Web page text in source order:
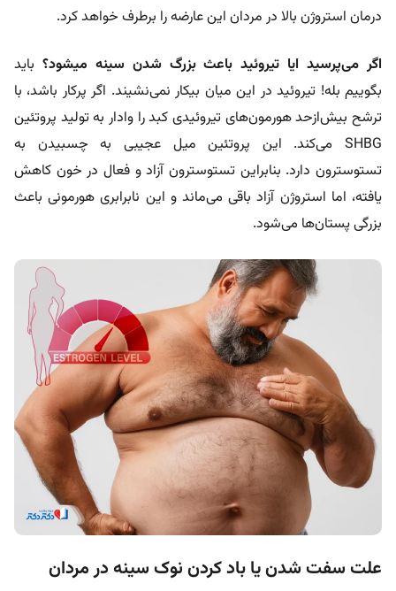
درمان استروژن بالا در مردان این عارضه را برطرف خواهد کرد.
اگر می‌پرسید ایا تیروئید باعث بزرگ شدن سينه میشود؟ باید
بگوییم بله! تیروئید در این میان بیکار نمی‌نشیند. اگر پرکار باشد، با
ترشح بیش‌از‌حد هورمون‌های تیروئیدی کبد را وادار به تولید پروتئین
SHBG می‌کند. این پروتئین میل عجیبی به چسبیدن به
تستوسترون دارد. بنابراین تستوسترون آزاد و فعال در خون کاهش
یافته، اما استروژن آزاد باقی می‌ماند و این نابرابری هورمونی باعث
بزرگی پستان‌ها می‌شود.
علت سفت شدن یا باد کردن نوک سینه در مردان